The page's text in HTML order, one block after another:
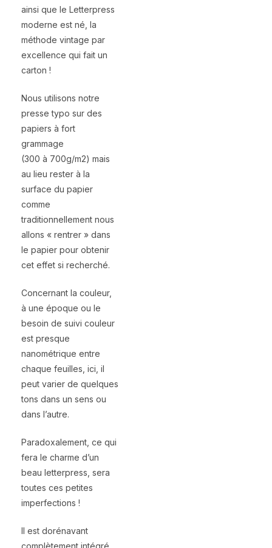
ainsi que le Letterpress
moderne est né, la
méthode vintage par
excellence qui fait un
carton !
Nous utilisons notre
presse typo sur des
papiers à fort
grammage
(300 à 700g/m2) mais
au lieu rester à la
surface du papier
comme
traditionnellement nous
allons « rentrer » dans
le papier pour obtenir
cet effet si recherché.
Concernant la couleur,
à une époque ou le
besoin de suivi couleur
est presque
nanométrique entre
chaque feuilles, ici, il
peut varier de quelques
tons dans un sens ou
dans l’autre.
Paradoxalement, ce qui
fera le charme d’un
beau letterpress, sera
toutes ces petites
imperfections !
Il est dorénavant
complètement intégré